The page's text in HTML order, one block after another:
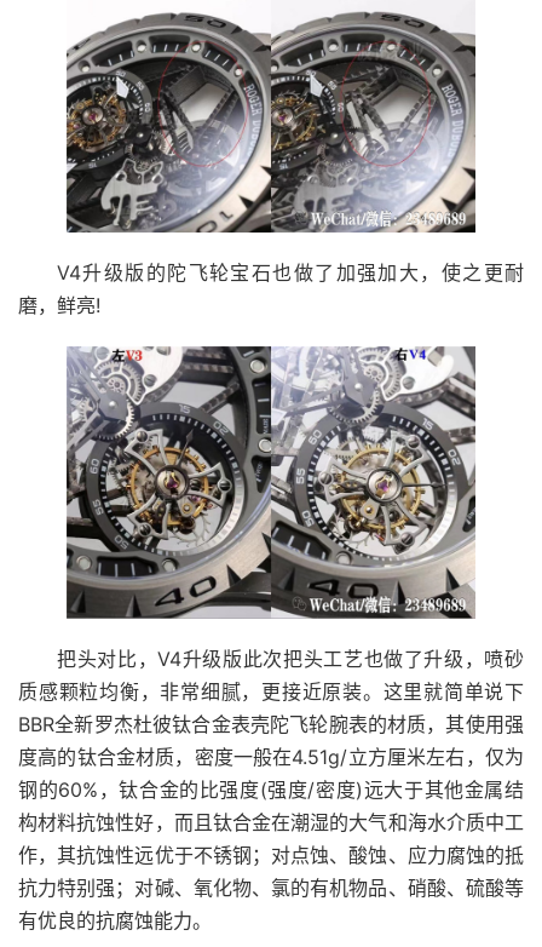
V4升级版的陀飞轮宝石也做了加强加大，使之更耐
磨，鲜亮!
把头对比，V4升级版此次把头工艺也做了升级，喷砂
质感颗粒均衡，非常细腻，更接近原装。这里就简单说下
BBR全新罗杰杜彼钛合金表壳陀飞轮腕表的材质，其使用强
度高的钛合金材质，密度一般在4.51g/立方厘米左右，仅为
钢的60%，钛合金的比强度(强度/密度)远大于其他金属结
构材料抗蚀性好，而且钛合金在潮湿的大气和海水介质中工
作，其抗蚀性远优于不锈钢；对点蚀、酸蚀、应力腐蚀的抵
抗力特别强；对碱、氧化物、氯的有机物品、硝酸、硫酸等
有优良的抗腐蚀能力。